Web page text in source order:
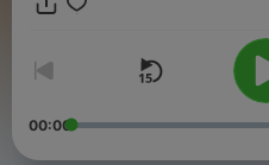
00:00